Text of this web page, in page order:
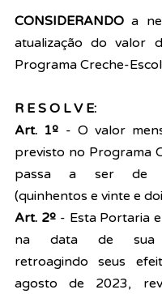
CONSIDERANDO a
atualização do valor
Programa Creche-
R E S O L V E:
Art. 1º - O valor
previsto no Programa
passa a ser de
(quinhentos e vinte e
Art. 2º - Esta Portaria
na data de sua
retroagindo seus
agosto de 2023,